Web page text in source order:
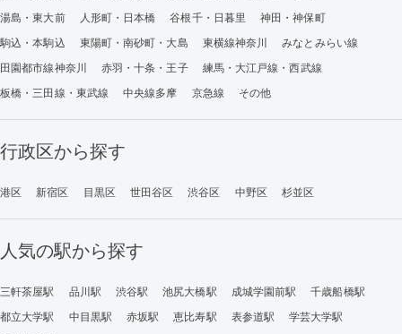
湯島・東大前
人形町・日本橋 谷根千・日暮里
神田・神保町
駒込・本駒込
東陽町・南砂町・大島 東横線神奈川
みなとみらい線
田園都市線神奈川
赤羽・十条・王子
練馬・大江戸線・西武線
板橋・三田線・東武線
中央線多摩 京急線 その他
行政区から探す
港区 新宿区 目黒区 世田谷区 渋谷区 中野区 杉並区
人気の駅から探す
三軒茶屋駅 品川駅 渋谷駅 池尻大橋駅 成城学園前駅
千歳船橋駅
都立大学駅
中目黒駅 赤坂駅 恵比寿駅 表参道駅
学芸大学駅